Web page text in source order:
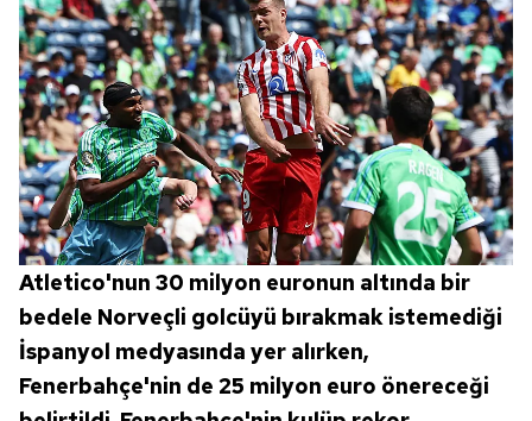
vasıtasıyla belirleyebilirsiniz. Çerezlere ilişkin detaylı bilgi
için Ayarlar butonuna tıklayabilir,Çerez Bilgilendirme
Metnimiziziyaret edebilirsiniz.
6698 sayılı Kişisel Verilerin Korunması Kanunu uyarınca
hazırlanmış Aydınlatma Metnimizi okumak ve sitemizde
ilgili mevzuata uygun olarak kullanılan çerezlerle ilgili bilgi
almak için lütfentıklayınız.
Atletico'nun 30 milyon euronun altında bir
bedele Norveçli golcüyü bırakmak istemediği
İspanyol medyasında yer alırken,
Fenerbahçe'nin de 25 milyon euro önereceği